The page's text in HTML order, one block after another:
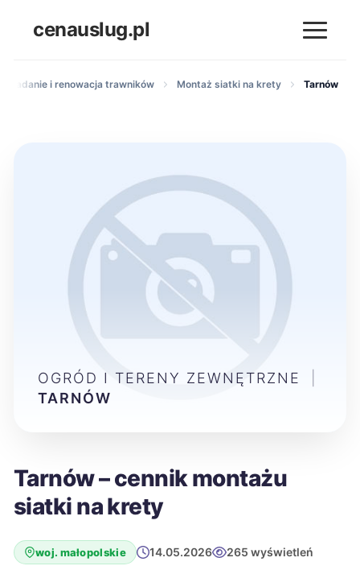
cenauslug.pl
i renowacja trawników Montaż siatki na krety Tarnów
Tarnów – cennik montażu
siatki na krety
woj. małopolskie 14.05.2026 265 wyświetleń
OGRÓD I TERENY ZEWNĘTRZNE
TARNÓW